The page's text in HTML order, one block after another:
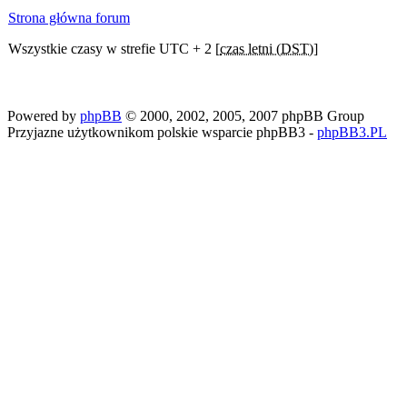
Strona główna forum
Wszystkie czasy w strefie UTC + 2 [czas letni (DST)]
Powered by phpBB © 2000, 2002, 2005, 2007 phpBB Group
Przyjazne użytkownikom polskie wsparcie phpBB3 - phpBB3.PL